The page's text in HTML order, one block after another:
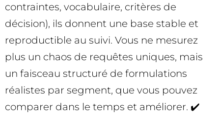
contraintes, vocabulaire, critères de
décision), ils donnent une base stable et
reproductible au suivi. Vous ne mesurez
plus un chaos de requêtes uniques, mais
un faisceau structuré de formulations
réalistes par segment, que vous pouvez
comparer dans le temps et améliorer. ✔️